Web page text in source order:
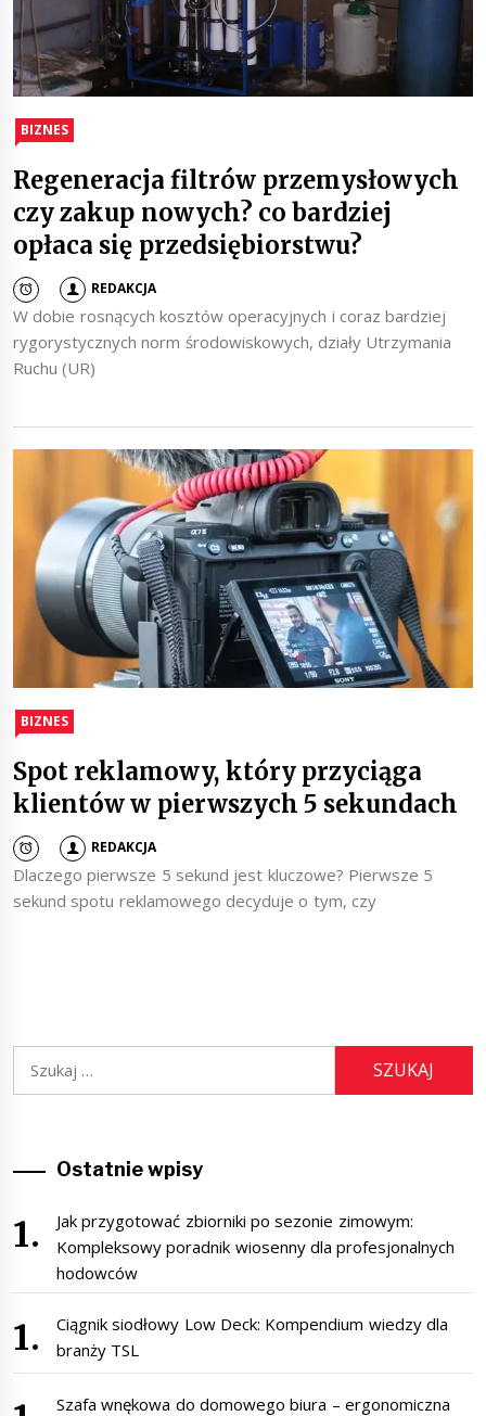
BIZNES
Regeneracja filtrów przemysłowych
czy zakup nowych? co bardziej
opłaca się przedsiębiorstwu?
REDAKCJA
W dobie rosnących kosztów operacyjnych i coraz bardziej
rygorystycznych norm środowiskowych, działy Utrzymania
Ruchu (UR)
BIZNES
Spot reklamowy, który przyciąga
klientów w pierwszych 5 sekundach
REDAKCJA
Dlaczego pierwsze 5 sekund jest kluczowe? Pierwsze 5
sekund spotu reklamowego decyduje o tym, czy
Szukaj:
Ostatnie wpisy
Jak przygotować zbiorniki po sezonie zimowym:
Kompleksowy poradnik wiosenny dla profesjonalnych
hodowców
Ciągnik siodłowy Low Deck: Kompendium wiedzy dla
branży TSL
Szafa wnękowa do domowego biura – ergonomiczna